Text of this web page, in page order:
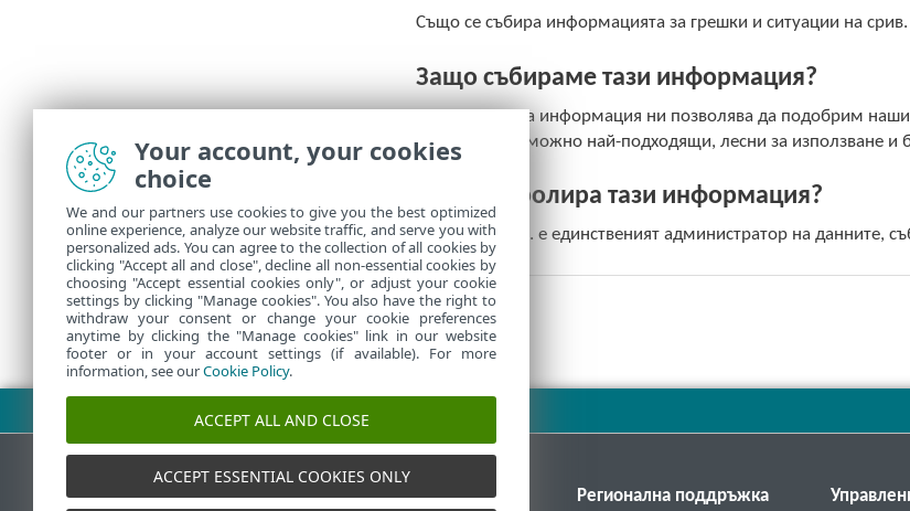
Също се събира информацията за грешки и ситуации на
Защо събираме тази информация?
Тази анонимна информация ни позволява да подобрим
направим възможно най-подходящи, лесни за използване и
Кой контролира тази информация?
ESET, spol. s r.o. е единственият администратор на данните,
База знания на ESET Форум на ESET Регионална поддръжка
Your account, your cookies
choice
We and our partners use cookies to give you the best optimized
online experience, analyze our website traffic, and serve you with
personalized ads. You can agree to the collection of all cookies by
clicking "Accept all and close", decline all non-essential cookies by
choosing "Accept essential cookies only", or adjust your cookie
settings by clicking "Manage cookies". You also have the right to
withdraw your consent or change your cookie preferences
anytime by clicking the "Manage cookies" link in our website
footer or in your account settings (if available). For more
information, see ourCookie Policy.
ACCEPT ALL AND CLOSE
ACCEPT ESSENTIAL COOKIES ONLY